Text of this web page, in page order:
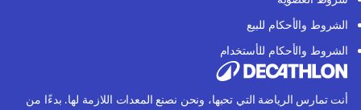
الشروط والأحكام للبيع
الشروط والأحكام للأستخدام
أنت تمارس الرياضة التي تحبها، ونحن نصنع المعدات اللازمة لها. بدءًا من